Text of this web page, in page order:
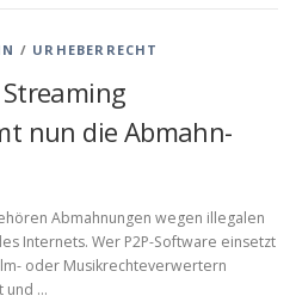
/ URHEBERRECHT
nun die Abmahn-
Abmahnungen wegen illegalen
Internets. Wer P2P-Software einsetzt
oder Musikrechteverwertern
und …